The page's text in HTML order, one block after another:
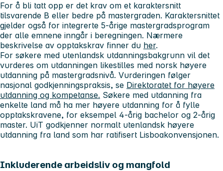
For å bli tatt opp er det krav om et karaktersnitt
tilsvarende B eller bedre på mastergraden. Karaktersnittet
gjelder også for integrerte 5-årige mastergradsprogram
der alle emnene inngår i beregningen. Nærmere
beskrivelse av opptakskrav finner du her.
For søkere med utenlandsk utdanningsbakgrunn vil det
vurderes om utdanningen likestilles med norsk høyere
utdanning på mastergradsnivå. Vurderingen følger
nasjonal godkjenningspraksis, se Direktoratet for høyere
utdanning og kompetanse. Søkere med utdanning fra
enkelte land må ha mer høyere utdanning for å fylle
opptakskravene, for eksempel 4-årig bachelor og 2-årig
master. UiT godkjenner normalt utenlandsk høyere
utdanning fra land som har ratifisert Lisboakonvensjonen.
Inkluderende arbeidsliv og mangfold